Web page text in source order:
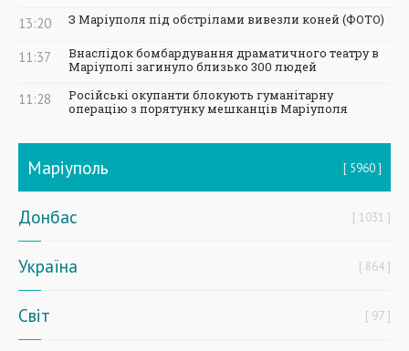
13:20 З Маріуполя під обстрілами вивезли коней (ФОТО)
11:37
Внаслідок бомбардування драматичного театру в
Маріуполі загинуло близько 300 людей
11:28
Російські окупанти блокують гуманітарну
операцію з порятунку мешканців Маріуполя
Маріуполь 5960
Донбас 1031
Україна 864
Світ 97